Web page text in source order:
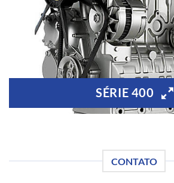
SÉRIE 400
CONTATO